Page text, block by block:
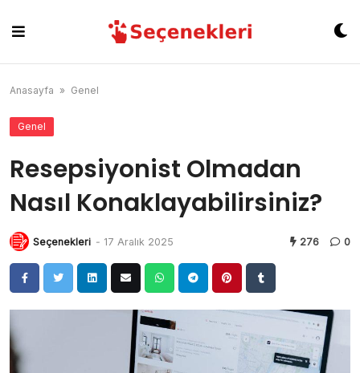
content
Anasayfa » Genel
Genel
Resepsiyonist Olmadan
Nasıl Konaklayabilirsiniz?
Seçenekleri - 17 Aralık 2025 276 0